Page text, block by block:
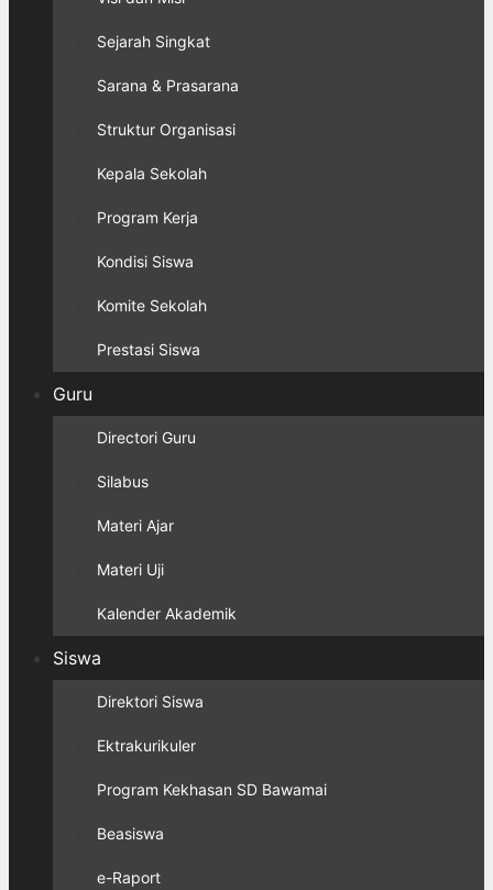
Sejarah Singkat
Sarana & Prasarana
Struktur Organisasi
Kepala Sekolah
Program Kerja
Kondisi Siswa
Komite Sekolah
Prestasi Siswa
Guru
Directori Guru
Silabus
Materi Ajar
Materi Uji
Kalender Akademik
Siswa
Direktori Siswa
Ektrakurikuler
Program Kekhasan SD Bawamai
Beasiswa
e-Raport